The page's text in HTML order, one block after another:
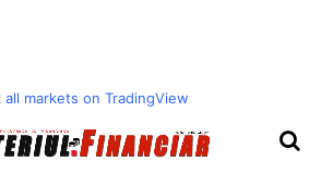
all markets on TradingView